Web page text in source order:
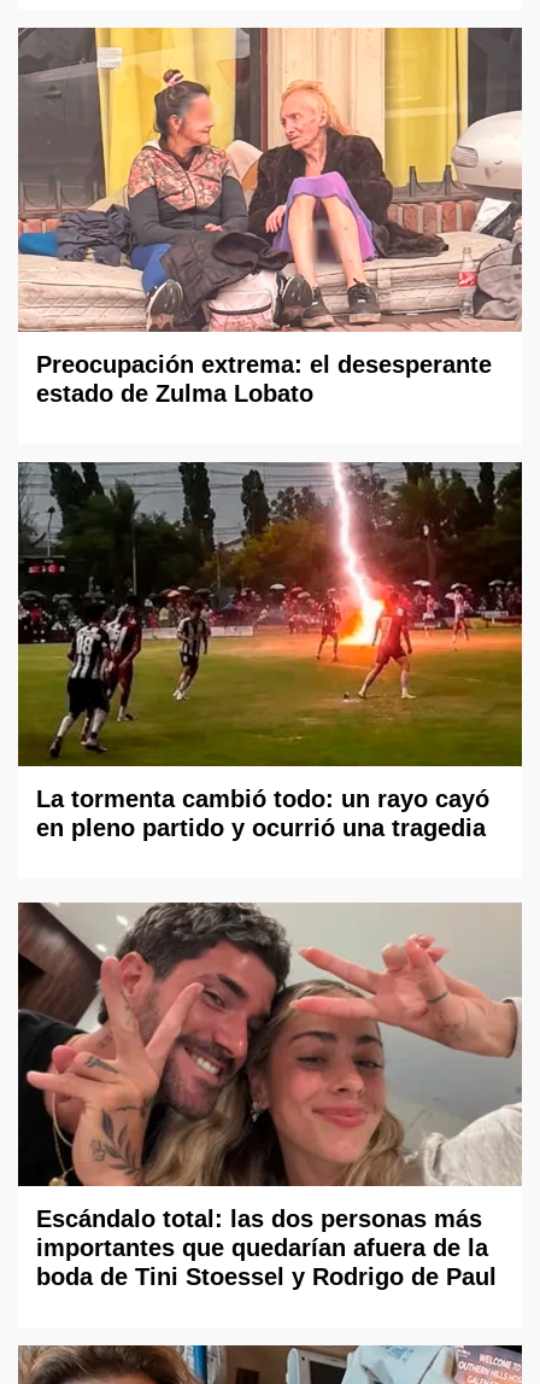
Preocupación extrema: el desesperante
estado de Zulma Lobato
La tormenta cambió todo: un rayo cayó
en pleno partido y ocurrió una tragedia
Escándalo total: las dos personas más
importantes que quedarían afuera de la
boda de Tini Stoessel y Rodrigo de Paul